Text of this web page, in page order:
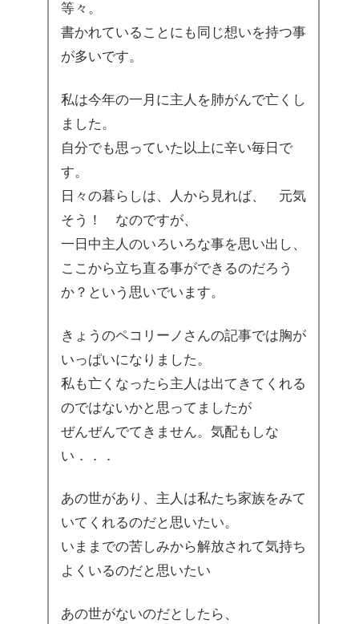
等々。
書かれていることにも同じ想いを持つ事
が多いです。
私は今年の一月に主人を肺がんで亡くし
ました。
自分でも思っていた以上に辛い毎日で
す。
日々の暮らしは、人から見れば、 元気
そう！ なのですが、
一日中主人のいろいろな事を思い出し、
ここから立ち直る事ができるのだろう
か？という思いでいます。
きょうのペコリーノさんの記事では胸が
いっぱいになりました。
私も亡くなったら主人は出てきてくれる
のではないかと思ってましたが
ぜんぜんでてきません。気配もしな
い．．．
あの世があり、主人は私たち家族をみて
いてくれるのだと思いたい。
いままでの苦しみから解放されて気持ち
よくいるのだと思いたい
あの世がないのだとしたら、